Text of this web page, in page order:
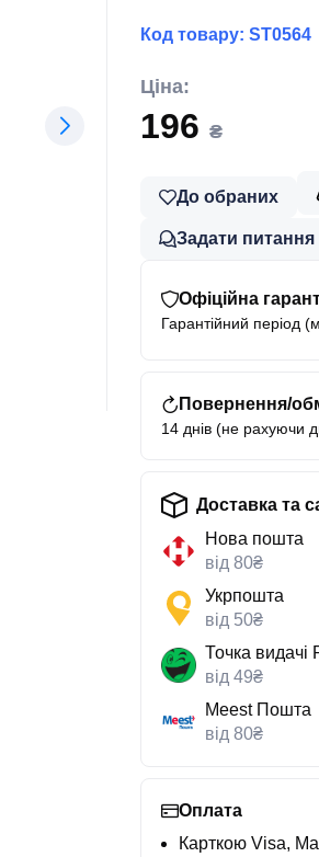
Код товару: ST0564
Ціна:
196 ₴
До обраних
Задати
Офіційна
Гарантійний період
Повернення/
14 днів (не рахуючи
Доставка та
Нова пошта
від 80₴
Укрпошта
від 50₴
Точка видачі
від 49₴
Meest Пошта
від 80₴
Оплата
Карткою Visa,